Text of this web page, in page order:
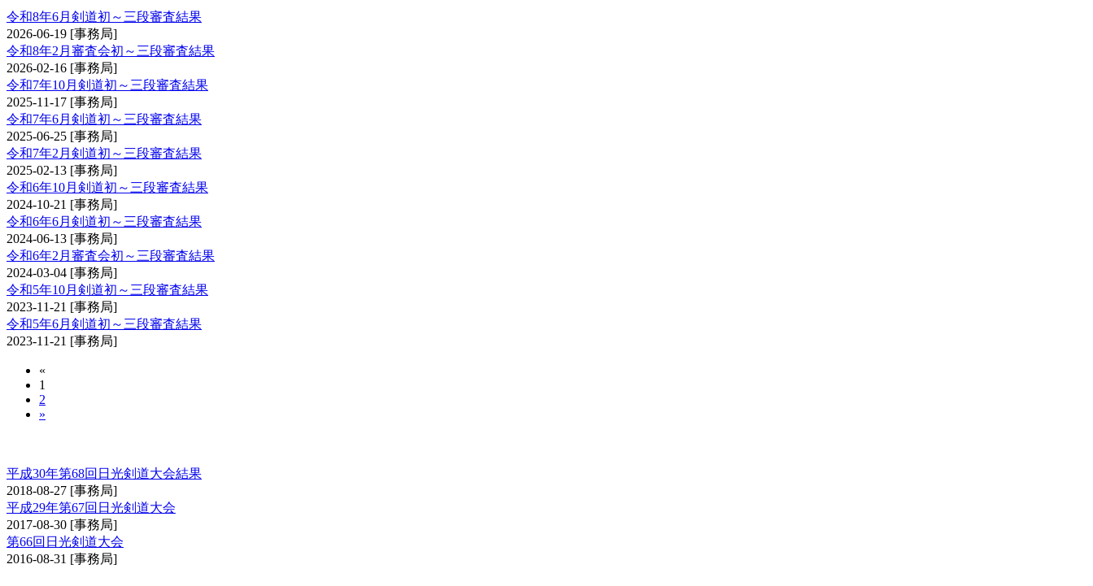
令和8年6月剣道初～三段審査結果
2026-06-19 [事務局]
令和8年2月審査会初～三段審査結果
2026-02-16 [事務局]
令和7年10月剣道初～三段審査結果
2025-11-17 [事務局]
令和7年6月剣道初～三段審査結果
2025-06-25 [事務局]
令和7年2月剣道初～三段審査結果
2025-02-13 [事務局]
令和6年10月剣道初～三段審査結果
2024-10-21 [事務局]
令和6年6月剣道初～三段審査結果
2024-06-13 [事務局]
令和6年2月審査会初～三段審査結果
2024-03-04 [事務局]
令和5年10月剣道初～三段審査結果
2023-11-21 [事務局]
令和5年6月剣道初～三段審査結果
2023-11-21 [事務局]
«
1
2
»
平成30年第68回日光剣道大会結果
2018-08-27 [事務局]
平成29年第67回日光剣道大会
2017-08-30 [事務局]
第66回日光剣道大会
2016-08-31 [事務局]